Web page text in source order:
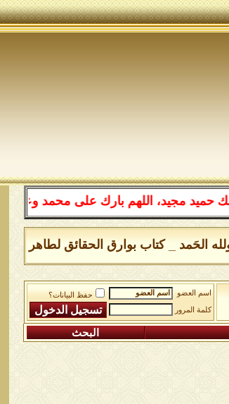
اللهم بارك على محمد وعلى آل
الحَمد _ كتاب بوارق الحقائق لطاهر
اسم العضو
حفظ البيانات؟
كلمة المرور
البحث